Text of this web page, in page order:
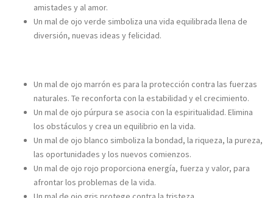
amistades y al amor.
Un mal de ojo verde simboliza una vida equilibrada llena de
diversión, nuevas ideas y felicidad.
Un mal de ojo marrón es para la protección contra las fuerzas
naturales. Te reconforta con la estabilidad y el crecimiento.
Un mal de ojo púrpura se asocia con la espiritualidad. Elimina
los obstáculos y crea un equilibrio en la vida.
Un mal de ojo blanco simboliza la bondad, la riqueza, la pureza,
las oportunidades y los nuevos comienzos.
Un mal de ojo rojo proporciona energía, fuerza y valor, para
afrontar los problemas de la vida.